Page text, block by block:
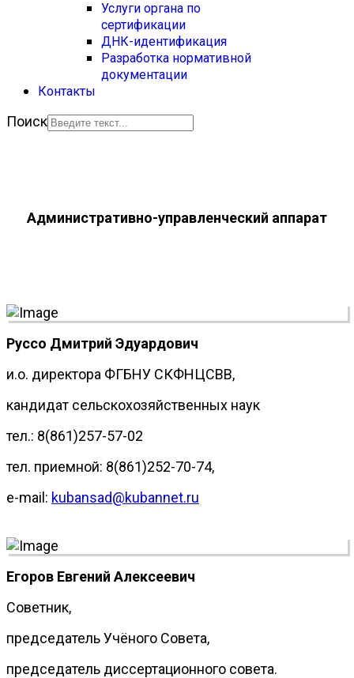
Услуги органа по
сертификации
ДНК-идентификация
Разработка нормативной
документации
Контакты
Поиск
Административно-управленческий аппарат
Руссо Дмитрий Эдуардович
и.о. директора ФГБНУ СКФНЦСВВ,
кандидат сельскохозяйственных наук
тел.: 8(861)257-57-02
тел. приемной: 8(861)252-70-74,
e-mail: kubansad@kubannet.ru
Егоров Евгений Алексеевич
Советник,
председатель Учёного Совета,
председатель диссертационного совета.